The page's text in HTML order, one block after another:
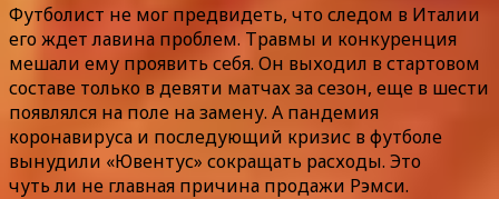
Футболист не мог предвидеть, что следом в Италии
его ждет лавина проблем. Травмы и конкуренция
мешали ему проявить себя. Он выходил в стартовом
составе только в девяти матчах за сезон, еще в шести
появлялся на поле на замену. А пандемия
коронавируса и последующий кризис в футболе
вынудили «Ювентус» сокращать расходы. Это
чуть ли не главная причина продажи Рэмси.